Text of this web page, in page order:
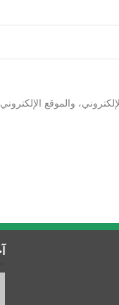
والموقع